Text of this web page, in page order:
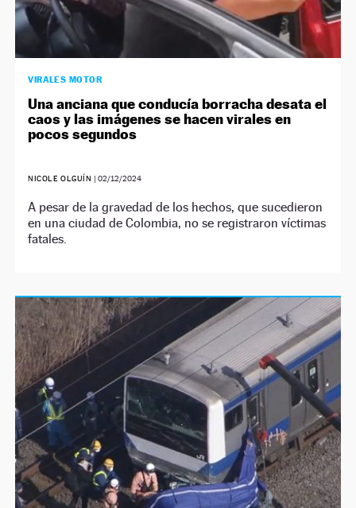
VIRALES MOTOR
Una anciana que conducía borracha desata el
caos y las imágenes se hacen virales en
pocos segundos
NICOLE OLGUÍN |02/12/2024
A pesar de la gravedad de los hechos, que sucedieron
en una ciudad de Colombia, no se registraron víctimas
fatales.